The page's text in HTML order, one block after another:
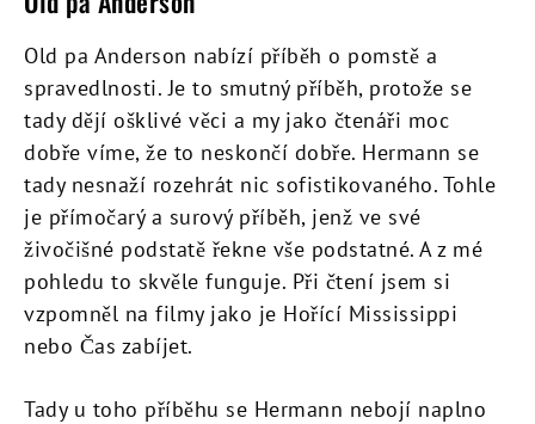
Old pa Anderson nabízí příběh o pomstě a
spravedlnosti. Je to smutný příběh, protože se
tady dějí ošklivé věci a my jako čtenáři moc
dobře víme, že to neskončí dobře. Hermann se
tady nesnaží rozehrát nic sofistikovaného. Tohle
je přímočarý a surový příběh, jenž ve své
živočišné podstatě řekne vše podstatné. A z mé
pohledu to skvěle funguje. Při čtení jsem si
vzpomněl na filmy jako je Hořící Mississippi
nebo Čas zabíjet.
Tady u toho příběhu se Hermann nebojí naplno